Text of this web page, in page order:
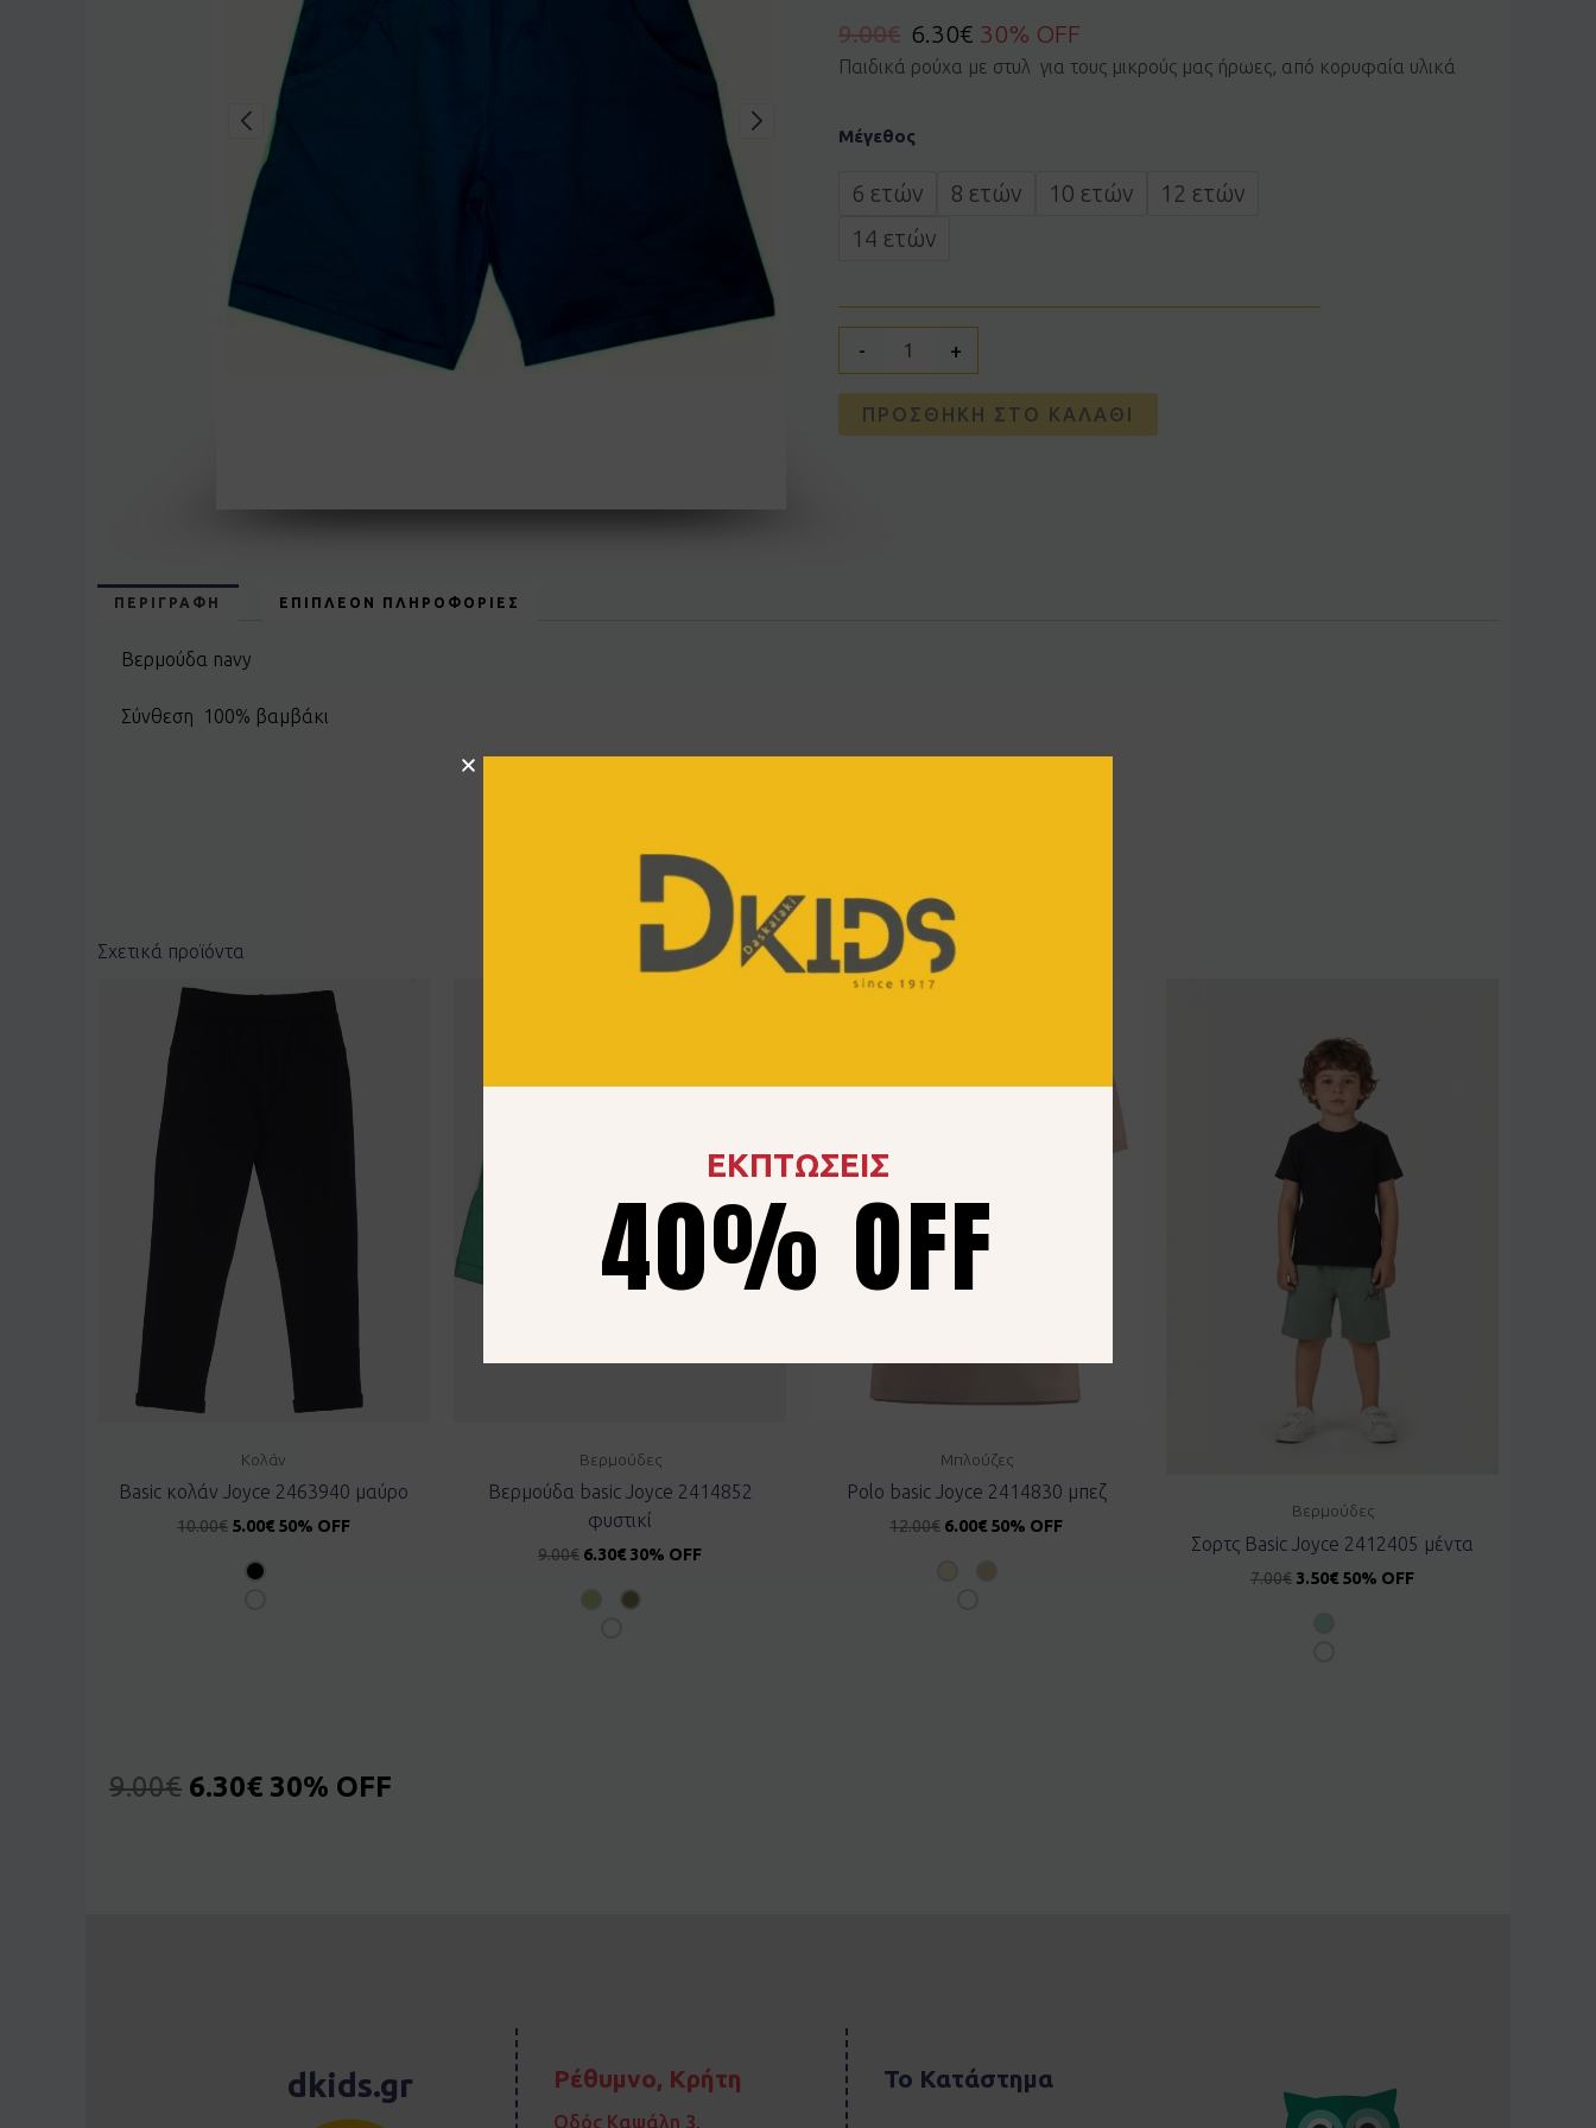
9.00€ 6.30€ 30% OFF
Παιδικά ρούχα με στυλ για τους μικρούς μας ήρωες, από κορυφαία υλικά
Μέγεθος
6 ετών 8 ετών 10 ετών
12 ετών
14 ετών
-
basic
2414852
navy
+
ΠΡΟΣΘΉΚΗ ΣΤΟ ΚΑΛΆΘΙ
ΠΕΡΙΓΡΑΦΉ ΕΠΙΠΛΈΟΝ ΠΛΗΡΟΦΟΡΊΕΣ
Βερμούδα navy
Σύνθεση 100% βαμβάκι
Σχετικά προϊόντα
Κολάν
Basic κολάν Joyce 2463940 μαύρο
10.00€ 5.00€ 50% OFF
Βερμούδες
Βερμούδα basic Joyce 2414852
φυστικί
9.00€ 6.30€ 30% OFF
Μπλούζες
Polo basic Joyce 2414830 μπεζ
12.00€ 6.00€ 50% OFF
Βερμούδες
Σορτς Basic Joyce 2412405 μέντα
7.00€ 3.50€ 50% OFF
9.00€ 6.30€ 30% OFF
dkids.gr Ρέθυμνο, Κρήτη
Οδός Καψάλη 3,
Το Κατάστημα
ΕΚΠΤΩΣΕΙΣ
40% OFF